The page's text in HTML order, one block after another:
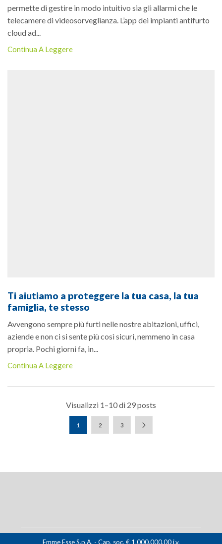
permette di gestire in modo intuitivo sia gli allarmi che le
telecamere di videosorveglianza. L’app dei impianti antifurto
cloud ad...
Continua A Leggere
Ti aiutiamo a proteggere la tua casa, la tua
famiglia, te stesso
Avvengono sempre più furti nelle nostre abitazioni, uffici,
aziende e non ci si sente più così sicuri, nemmeno in casa
propria. Pochi giorni fa, in...
Continua A Leggere
Visualizzi 1–10 di 29 posts
1 2 3
Emme Esse S.p.A. - Cap. soc. € 1.000.000,00 i.v.